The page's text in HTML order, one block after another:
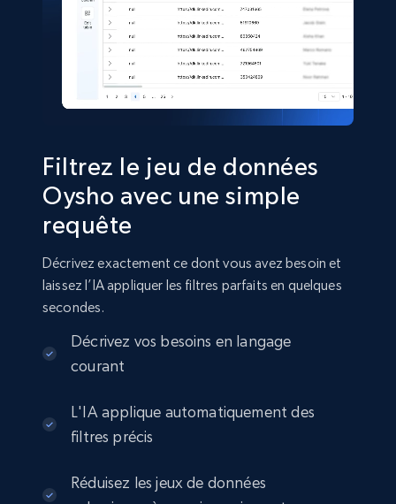
Product name, Description, Initial price, Final
price, Currency, In stock, Color, Size, and more.
eCommerce
Amazon sellers info
info, Stars, Feedbacks, Return policy, and more.
eCommerce
2.5K+
URL, Product id, Title, Seller name, Seller rating,
Filtrez le jeu de données
Oysho avec une simple
requête
Décrivez exactement ce dont vous avez besoin et
laissez l’IA appliquer les filtres parfaits en quelques
secondes.
Décrivez vos besoins en langage
courant
L'IA applique automatiquement des
filtres précis
Réduisez les jeux de données